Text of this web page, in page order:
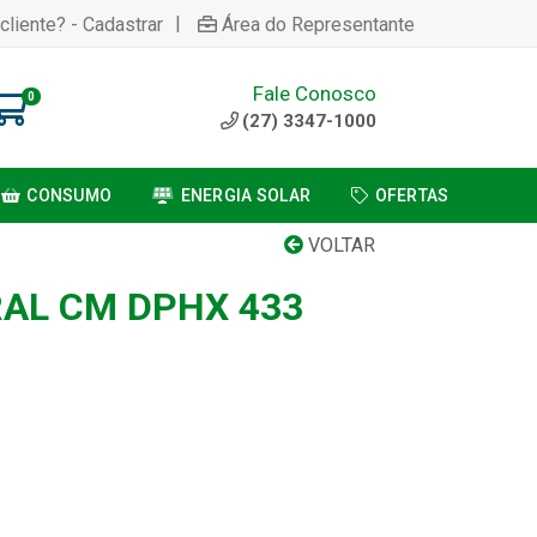
- Cadastrar | Área do Representante
0 Fale Conosco
(27) 3347-1000
CONSUMO ENERGIA SOLAR OFERTAS
VOLTAR
CM DPHX 433